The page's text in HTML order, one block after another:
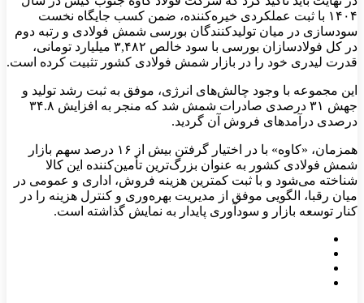
۱۴۰۴ با ثبت عملکردی خیره‌کننده، ضمن کسب جایگاه نخست
سودسازی در میان تولیدکنندگان بورسی شمش فولادی و رتبه دوم
در کل فولادسازان بورسی با سود خالص ۳,۴۸۲ میلیارد تومانی،
قدرت لیدری خود را در بازار شمش فولادی کشور تثبیت کرده است.
این مجموعه با وجود چالش‌های انرژی، موفق به ثبت رشد تولید و
جهش ۳۱ درصدی صادرات شمش شد که منجر به افزایش ۳۴.۸
درصدی درآمدهای فروش آن گردید.
همزمان، «کاوه» با در اختیار گرفتن بیش از ۱۶ درصد سهم بازار
شمش فولادی کشور به عنوان بزرگ‌ترین تأمین‌کننده این کالا
شناخته می‌شود و با ثبت کمترین هزینه فروش، اداری و عمومی در
میان رقبا، الگویی موفق از مدیریت بهره‌وری و کنترل هزینه را در
کنار توسعه بازار و سودآوری پایدار به نمایش گذاشته است.